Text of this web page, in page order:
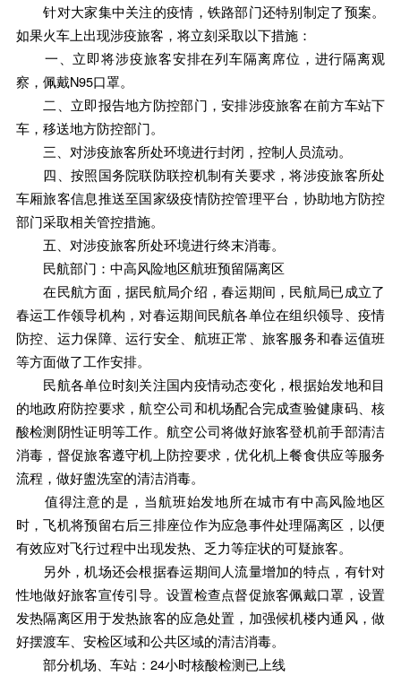
针对大家集中关注的疫情，铁路部门还特别制定了预案。
如果火车上出现涉疫旅客，将立刻采取以下措施：
一、立即将涉疫旅客安排在列车隔离席位，进行隔离观
察，佩戴N95口罩。
二、立即报告地方防控部门，安排涉疫旅客在前方车站下
车，移送地方防控部门。
三、对涉疫旅客所处环境进行封闭，控制人员流动。
四、按照国务院联防联控机制有关要求，将涉疫旅客所处
车厢旅客信息推送至国家级疫情防控管理平台，协助地方防控
部门采取相关管控措施。
五、对涉疫旅客所处环境进行终末消毒。
民航部门：中高风险地区航班预留隔离区
在民航方面，据民航局介绍，春运期间，民航局已成立了
春运工作领导机构，对春运期间民航各单位在组织领导、疫情
防控、运力保障、运行安全、航班正常、旅客服务和春运值班
等方面做了工作安排。
民航各单位时刻关注国内疫情动态变化，根据始发地和目
的地政府防控要求，航空公司和机场配合完成查验健康码、核
酸检测阴性证明等工作。航空公司将做好旅客登机前手部清洁
消毒，督促旅客遵守机上防控要求，优化机上餐食供应等服务
流程，做好盥洗室的清洁消毒。
值得注意的是，当航班始发地所在城市有中高风险地区
时，飞机将预留右后三排座位作为应急事件处理隔离区，以便
有效应对飞行过程中出现发热、乏力等症状的可疑旅客。
另外，机场还会根据春运期间人流量增加的特点，有针对
性地做好旅客宣传引导。设置检查点督促旅客佩戴口罩，设置
发热隔离区用于发热旅客的应急处置，加强候机楼内通风，做
好摆渡车、安检区域和公共区域的清洁消毒。
部分机场、车站：24小时核酸检测已上线